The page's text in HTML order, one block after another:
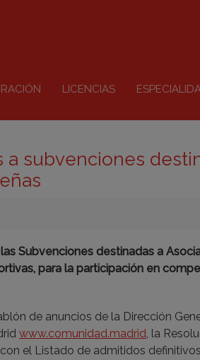
LICENCIAS
subvenciones
Subvenciones destinadas a
para la participación en
de anuncios de la Dirección
www.comunidad.madrid, la
el Listado de admitidos